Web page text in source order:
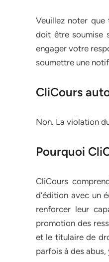
Veuillez noter
doit être soumise
engager votre
soumettre une
CliCours
Non. La violation
Pourquoi
CliCours
d’édition avec un
renforcer leur
promotion des
et le titulaire de
parfois à des